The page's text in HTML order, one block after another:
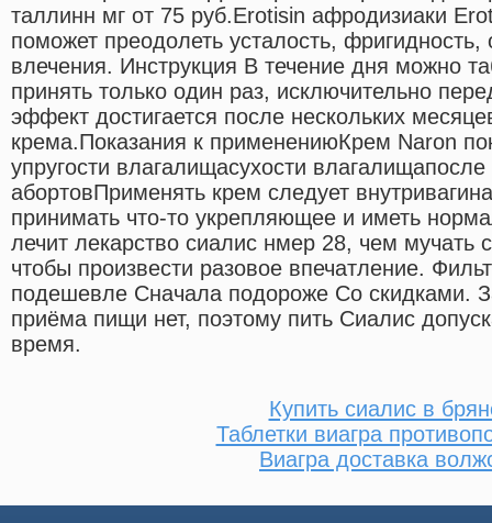
таллинн мг от 75 руб.Erotisin афродизиаки
поможет преодолеть усталость, фригидность,
влечения. Инструкция В течение дня можно
принять только один раз, исключительно
эффект достигается после нескольких
крема.Показания к применениюКрем Naron
упругости влагалищасухости
абортовПрименять крем следует
принимать что-то укрепляющее и иметь
лечит лекарство сиалис нмер 28, чем мучать
чтобы произвести разовое впечатление.
подешевле Сначала подороже Со скидками.
приёма пищи нет, поэтому пить Сиалис
время.
Купить сиалис в
Таблетки виагра
Виагра доставка